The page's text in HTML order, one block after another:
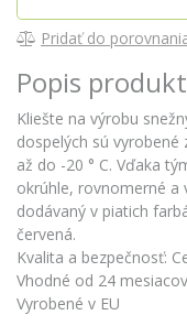
Pridať do
Popis
Kliešte na výrobu
dospelých sú
až do -20 ° C. Vďaka
okrúhle, rovnomerné a
dodávaný v piatich
červená.
Kvalita a bezpečnosť:
Vhodné od 24 mesiacov
Vyrobené v EU